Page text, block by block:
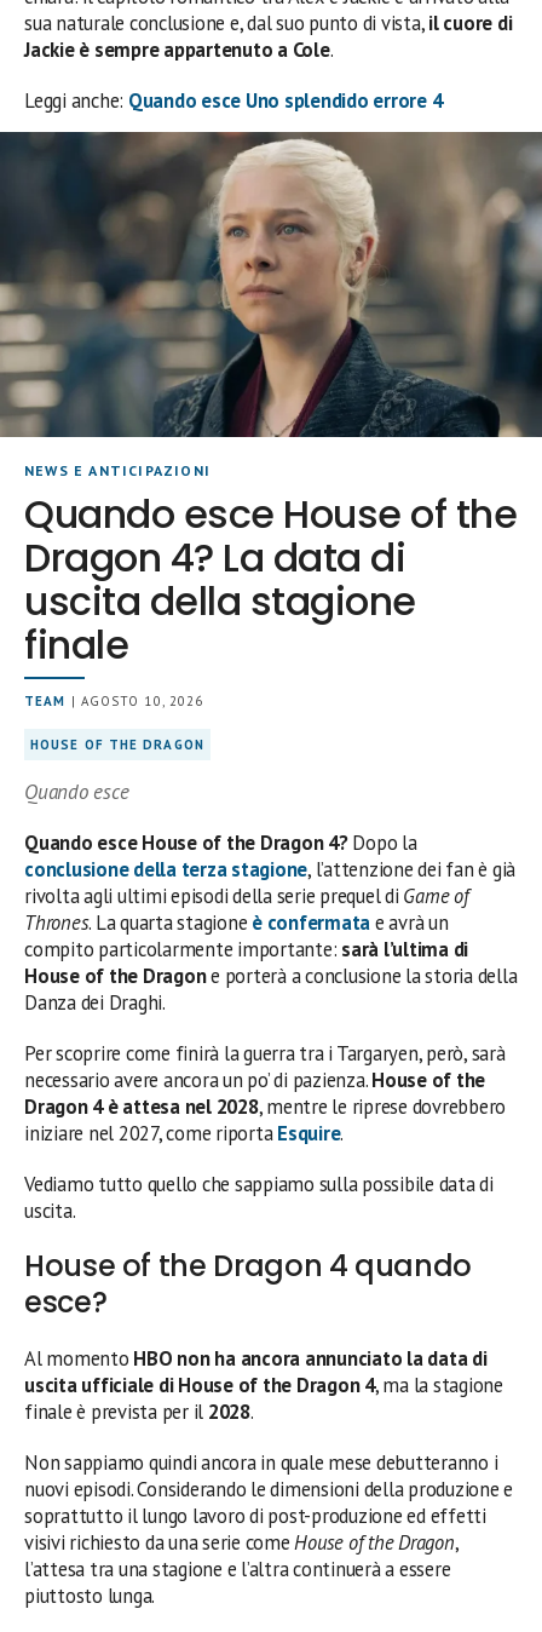
sua naturale conclusione e, dal suo punto di vista,il cuore di
Jackie è sempre appartenuto a Cole.
Leggi anche: Quando esce Uno splendido errore 4
NEWS E ANTICIPAZIONI
Quando esce House of the
Dragon 4? La data di
uscita della stagione
finale
TEAM | AGOSTO 10, 2026
HOUSE OF THE DRAGON
Quando esce
Quando esce House of the Dragon 4?Dopo la
conclusione della terza stagione, l’attenzione dei fan è già
rivolta agli ultimi episodi della serie prequel di Game of
Thrones. La quarta stagione è confermatae avrà un
compito particolarmente importante: sarà l’ultima di
House of the Dragone porterà a conclusione la storia della
Danza dei Draghi.
Per scoprire come finirà la guerra tra i Targaryen, però, sarà
necessario avere ancora un po’ di pazienza.House of the
Dragon 4 è attesa nel 2028, mentre le riprese dovrebbero
iniziare nel 2027, come riportaEsquire.
Vediamo tutto quello che sappiamo sulla possibile data di
uscita.
House of the Dragon 4 quando
esce?
Al momento HBO non ha ancora annunciato la data di
uscita ufficiale di House of the Dragon 4, ma la stagione
finale è prevista per il 2028.
Non sappiamo quindi ancora in quale mese debutteranno i
nuovi episodi. Considerando le dimensioni della produzione e
soprattutto il lungo lavoro di post-produzione ed effetti
visivi richiesto da una serie comeHouse of the Dragon,
l’attesa tra una stagione e l’altra continuerà a essere
piuttosto lunga.